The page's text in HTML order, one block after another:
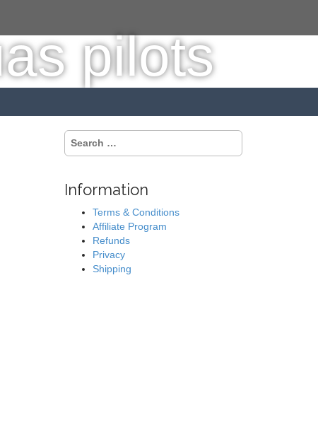
S
cInformation
Terms & Conditions
Affiliate Program
Refunds
Privacy
Shipping